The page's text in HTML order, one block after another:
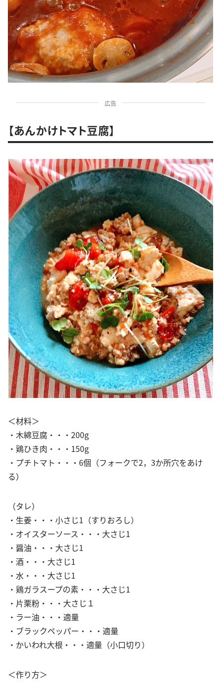
広告
【あんかけトマト豆腐】
＜材料＞
・木綿豆腐・・・200g
・鶏ひき肉・・・150g
・プチトマト・・・6個（フォークで2，3か所穴をあけ
る）
（タレ）
・生姜・・・小さじ1（すりおろし）
・オイスターソース・・・大さじ1
・醤油・・・大さじ1
・酒・・・大さじ1
・水・・・大さじ1
・鶏ガラスープの素・・・大さじ1
・片栗粉・・・大さじ１
・ラー油・・・適量
・ブラックペッパー・・・適量
・かいわれ大根・・・適量（小口切り）
＜作り方＞